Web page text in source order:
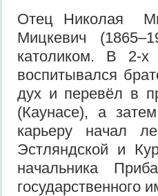
Отец Николая
Мицкевич
католиком. В 2-х
воспитывался
дух и перевёл в
(Каунасе), а
карьеру начал
Эстляндской и
начальника
государственного